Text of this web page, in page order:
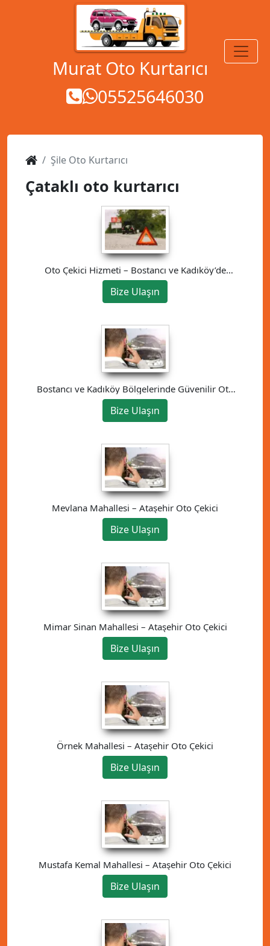
Murat Oto Kurtarıcı
05525646030
MENÜ
Şile Oto Kurtarıcı
Çataklı oto kurtarıcı
Oto Çekici Hizmeti – Bostancı ve Kadıköy’de
Güvenilir Çözüm
Bize Ulaşın
Bostancı ve Kadıköy Bölgelerinde Güvenilir Oto
Kurtarma Hizmeti
Bize Ulaşın
Mevlana Mahallesi – Ataşehir Oto Çekici
Bize Ulaşın
Mimar Sinan Mahallesi – Ataşehir Oto Çekici
Bize Ulaşın
Örnek Mahallesi – Ataşehir Oto Çekici
Bize Ulaşın
Mustafa Kemal Mahallesi – Ataşehir Oto Çekici
Bize Ulaşın